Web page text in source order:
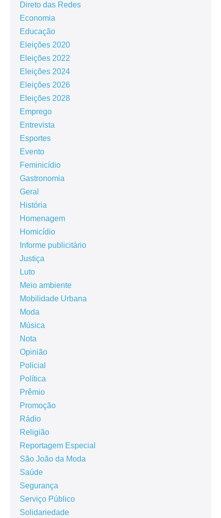
Direto das Redes
Economia
Educação
Eleições 2020
Eleições 2022
Eleições 2024
Eleições 2026
Eleições 2028
Emprego
Entrevista
Esportes
Evento
Feminicídio
Gastronomia
Geral
História
Homenagem
Homicídio
Informe publicitário
Justiça
Luto
Meio ambiente
Mobilidade Urbana
Moda
Música
Nota
Opinião
Policial
Política
Prêmio
Promoção
Rádio
Religião
Reportagem Especial
São João da Moda
Saúde
Segurança
Serviço Público
Solidariedade